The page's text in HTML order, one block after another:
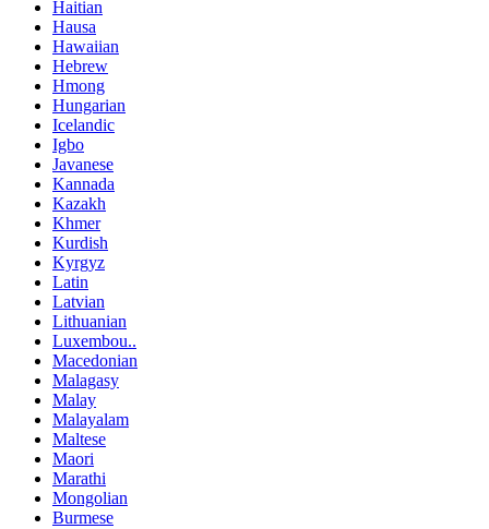
Haitian
Hausa
Hawaiian
Hebrew
Hmong
Hungarian
Icelandic
Igbo
Javanese
Kannada
Kazakh
Khmer
Kurdish
Kyrgyz
Latin
Latvian
Lithuanian
Luxembou..
Macedonian
Malagasy
Malay
Malayalam
Maltese
Maori
Marathi
Mongolian
Burmese